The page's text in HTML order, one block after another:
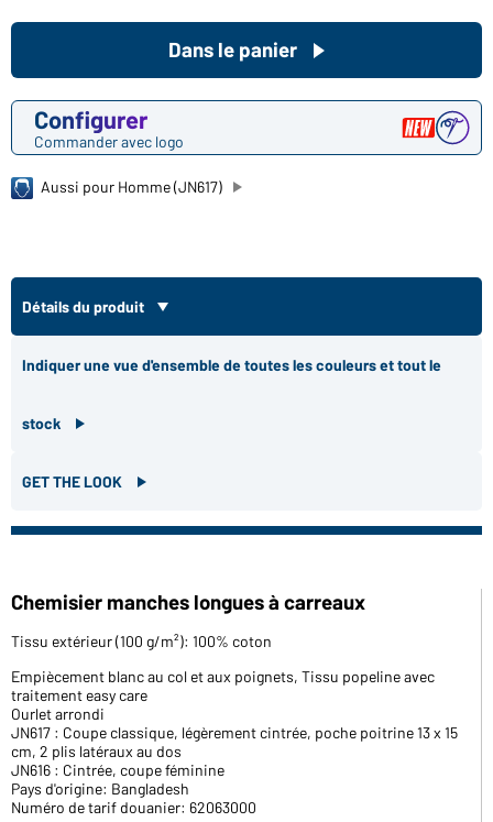
Configurer
Commander avec logo
Dans le panier
Aussi pour Homme (JN617)
Détails du produit
Indiquer une vue d'ensemble de toutes les couleurs et tout le
stock
GET THE LOOK
Chemisier manches longues à carreaux
Tissu extérieur (100 g/m²): 100% coton
Empiècement blanc au col et aux poignets, Tissu popeline avec
traitement easy care
Ourlet arrondi
JN617 : Coupe classique, légèrement cintrée, poche poitrine 13 x 15
cm, 2 plis latéraux au dos
JN616 : Cintrée, coupe féminine
Pays d'origine: Bangladesh
Numéro de tarif douanier: 62063000